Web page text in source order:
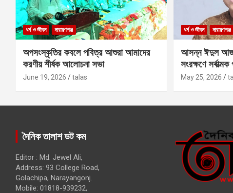
ধর্ম ও জীবন নারায়ণগঞ্জ
অপসংস্কৃতির কবলে পবিত্র আশুরা আমাদের
করণীয় শীর্ষক আলোচনা সভা
June 19, 2026 talas
ধর্ম ও জীবন নারায়ণগঞ্জ
আসন্ন ঈদুল
সংরক্ষণে
কবির
May 25, 2026
দৈনিক তালাশ ডট কম
Editor : Md. Jewel Ali,
Address: 93 College Road,
Golachipa, Narayangonj.
Mobile: 01818-939232,